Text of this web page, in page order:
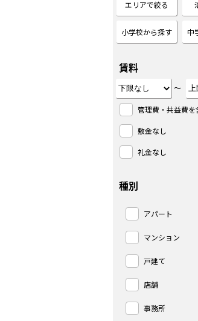
エリアで絞る
小学校から探す 中
賃料
～
管理費・共益費を
敷金なし
礼金なし
種別
アパート
マンション
戸建て
店舗
事務所